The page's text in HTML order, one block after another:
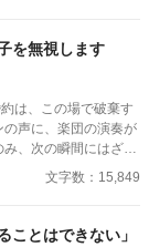
を無視します
は、この場で破棄す
嬢セシリアが勝ち誇
文字数：15,849
ことはできない」